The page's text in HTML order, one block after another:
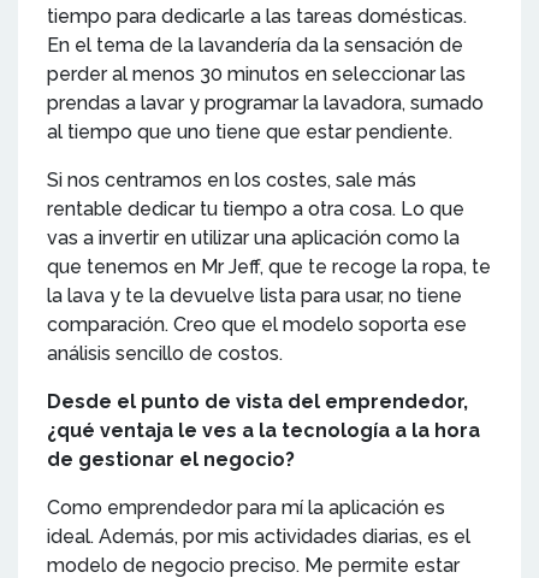
tiempo para dedicarle a las tareas domésticas.
En el tema de la lavandería da la sensación de
perder al menos 30 minutos en seleccionar las
prendas a lavar y programar la lavadora, sumado
al tiempo que uno tiene que estar pendiente.
Si nos centramos en los costes, sale más
rentable dedicar tu tiempo a otra cosa. Lo que
vas a invertir en utilizar una aplicación como la
que tenemos en Mr Jeff, que te recoge la ropa, te
la lava y te la devuelve lista para usar, no tiene
comparación. Creo que el modelo soporta ese
análisis sencillo de costos.
Desde el punto de vista del emprendedor,
¿qué ventaja le ves a la tecnología a la hora
de gestionar el negocio?
Como emprendedor para mí la aplicación es
ideal. Además, por mis actividades diarias, es el
modelo de negocio preciso. Me permite estar